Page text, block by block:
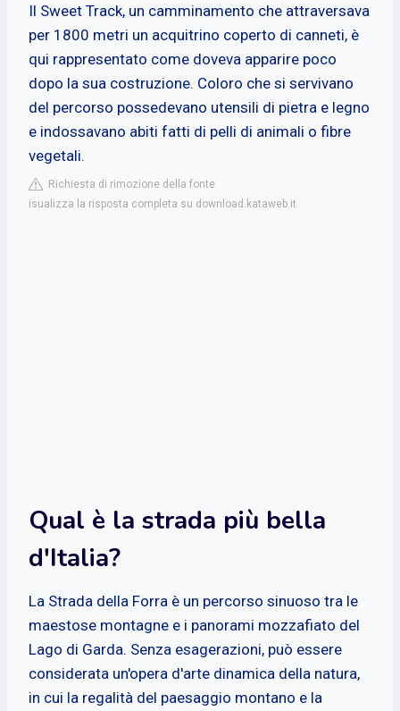
Il Sweet Track, un camminamento che attraversava
per 1800 metri un acquitrino coperto di canneti, è
qui rappresentato come doveva apparire poco
dopo la sua costruzione. Coloro che si servivano
del percorso possedevano utensili di pietra e legno
e indossavano abiti fatti di pelli di animali o fibre
vegetali.
Richiesta di rimozione della fonte
isualizza la risposta completa su download.kataweb.it
Qual è la strada più bella
d'Italia?
La Strada della Forra è un percorso sinuoso tra le
maestose montagne e i panorami mozzafiato del
Lago di Garda. Senza esagerazioni, può essere
considerata un'opera d'arte dinamica della natura,
in cui la regalità del paesaggio montano e la